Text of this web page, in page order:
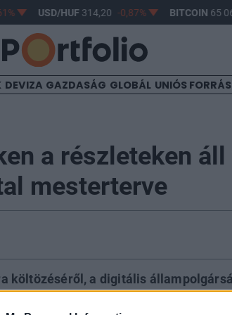
USD/HUF314,20 -0,87% BITCOIN 65
DEVIZA GAZDASÁG GLOBÁL UNIÓS
a részleteken áll
mesterterve
költözéséről, a digitális